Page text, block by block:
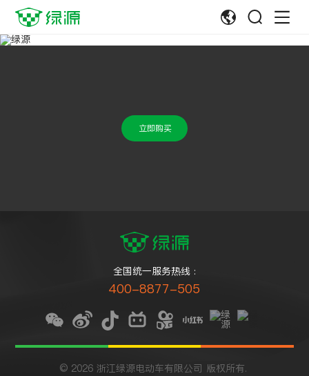
立即购买
全国统一服务热线 :
400-8877-505
© 2026 浙江绿源电动车有限公司 版权所有.